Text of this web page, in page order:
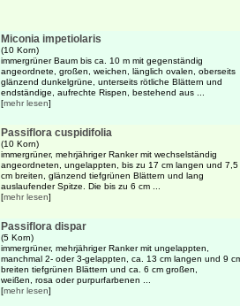
Miconia impetiolaris
(10 Korn)
immergrüner Baum bis ca. 10 m mit gegenständig
angeordnete, großen, weichen, länglich ovalen, oberseits
glänzend dunkelgrüne, unterseits rötliche Blättern und
endständige, aufrechte Rispen, bestehend aus ...
[mehr lesen]
Passiflora cuspidifolia
(10 Korn)
immergrüner, mehrjähriger Ranker mit wechselständig
angeordneten, ungelappten, bis zu 17 cm langen und 7,5
cm breiten, glänzend tiefgrünen Blättern und lang
auslaufender Spitze. Die bis zu 6 cm ...
[mehr lesen]
Passiflora dispar
(5 Korn)
immergrüner, mehrjähriger Ranker mit ungelappten,
manchmal 2- oder 3-gelappten, ca. 13 cm langen und 9
breiten tiefgrünen Blättern und ca. 6 cm großen,
weißen, rosa oder purpurfarbenen ...
[mehr lesen]